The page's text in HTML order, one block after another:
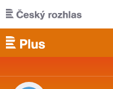
Přejít k hlavnímu obsahu